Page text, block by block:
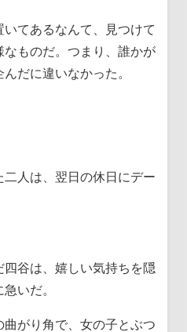
てあるなんて、見つけて
ものだ。つまり、誰かが
だに違いなかった。
人は、翌日の休日にデー
谷は、嬉しい気持ちを隠
いだ。
がり角で、女の子とぶつ